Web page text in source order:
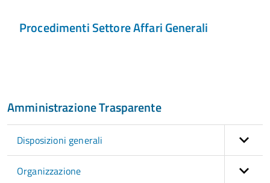
Procedimenti Settore Affari Generali
Amministrazione Trasparente
Disposizioni generali
Organizzazione